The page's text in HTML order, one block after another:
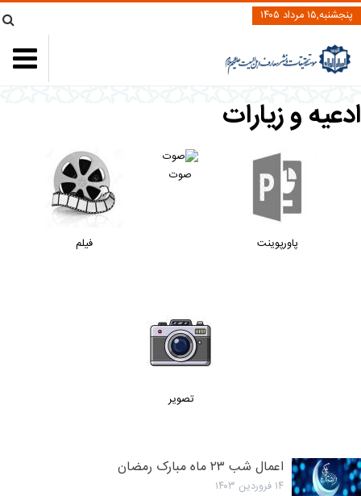
پنجشنبه,۱۵ مرداد ۱۴۰۵
ادعیه و زیارات
پاورپوینت
صوت
فیلم
تصویر
اعمال شب ۲۳ ماه مبارک رمضان
۱۴ فروردین ۱۴۰۳